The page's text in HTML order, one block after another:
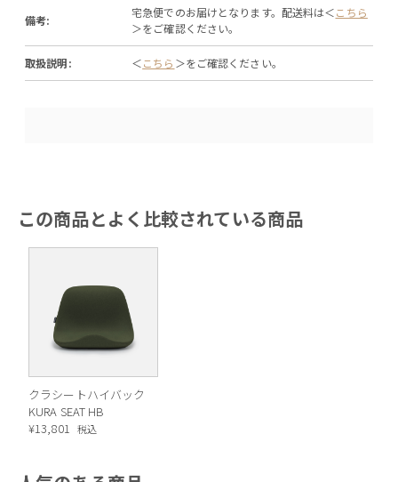
備考:
宅急便でのお届けとなります。配送料は＜こちら
＞をご確認ください。
取扱説明: ＜こちら ＞をご確認ください。
この商品とよく比較されている商品
クラシートハイバック
KURA SEAT HB
¥13,801 税込